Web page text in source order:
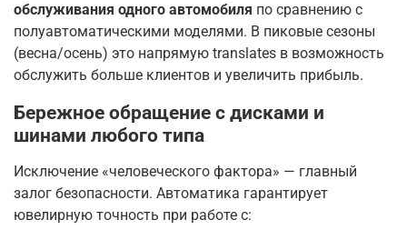
обслуживания одного автомобиля по сравнению с
полуавтоматическими моделями. В пиковые сезоны
(весна/осень) это напрямую translates в возможность
обслужить больше клиентов и увеличить прибыль.
Бережное обращение с дисками и
шинами любого типа
Исключение «человеческого фактора» — главный
залог безопасности. Автоматика гарантирует
ювелирную точность при работе с: